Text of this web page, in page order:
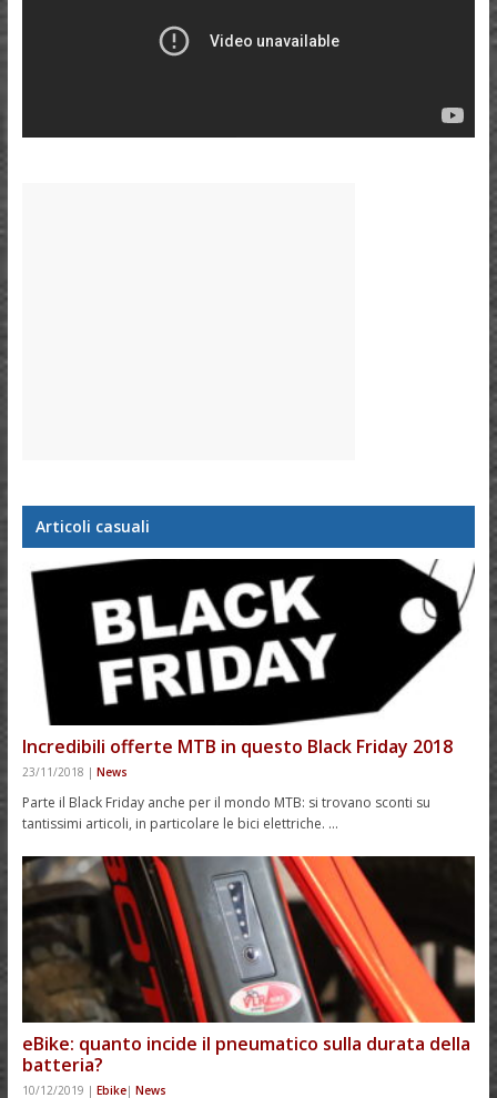
Articoli casuali
Incredibili offerte MTB in questo Black Friday 2018
23/11/2018 | News
Parte il Black Friday anche per il mondo MTB: si trovano sconti su
tantissimi articoli, in particolare le bici elettriche. …
eBike: quanto incide il pneumatico sulla durata della
batteria?
10/12/2019 | Ebike| News